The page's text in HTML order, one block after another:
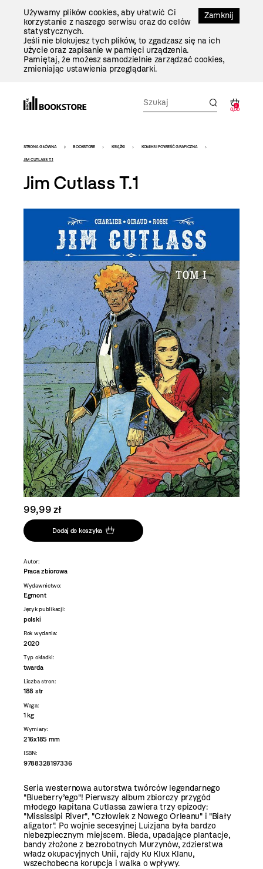
Zamknij
Używamy plików cookies, aby ułatwić Ci
korzystanie z naszego serwisu oraz do celów
statystycznych.
Jeśli nie blokujesz tych plików, to zgadzasz się na ich
użycie oraz zapisanie w pamięci urządzenia.
Pamiętaj, że możesz samodzielnie zarządzać cookies,
zmieniając ustawienia przeglądarki.
0
0,00
Bookstore
-
szablon
STRONA GŁÓWNA BOOKSTORE KSIĄŻKI KOMIKS I POWIEŚĆ GRAFICZNA
JIM CUTLASS T.1
Jim Cutlass T.1
99,99 zł
Dodaj do koszyka
Autor:
Praca zbiorowa
Wydawnictwo:
Egmont
Język publikacji:
polski
Rok wydania:
2020
Typ okładki:
twarda
Liczba stron:
188 str
Waga:
1 kg
Wymiary:
216x185 mm
ISBN:
9788328197336
Seria westernowa autorstwa twórców legendarnego
"Blueberry’ego"! Pierwszy album zbiorczy przygód
młodego kapitana Cutlassa zawiera trzy epizody:
"Mississipi River", "Człowiek z Nowego Orleanu" i "Biały
aligator". Po wojnie secesyjnej Luizjana była bardzo
niebezpiecznym miejscem. Bieda, upadające plantacje,
bandy złożone z bezrobotnych Murzynów, zdzierstwa
władz okupacyjnych Unii, rajdy Ku Klux Klanu,
wszechobecna korupcja i walka o wpływy.